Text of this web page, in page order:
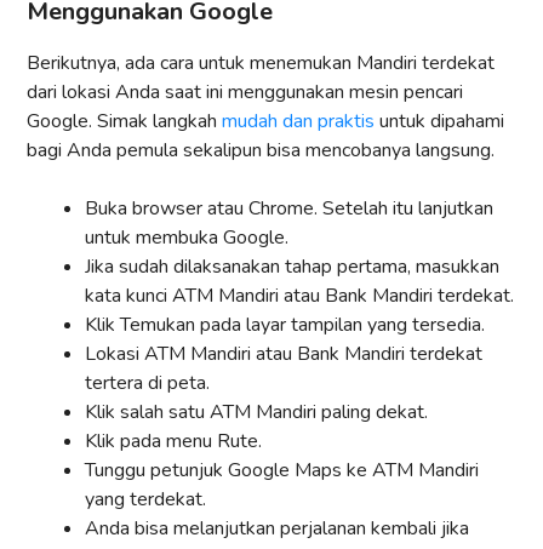
Menggunakan Google
Berikutnya, ada cara untuk menemukan Mandiri terdekat
dari lokasi Anda saat ini menggunakan mesin pencari
Google. Simak langkah mudah dan praktis untuk dipahami
bagi Anda pemula sekalipun bisa mencobanya langsung.
Buka browser atau Chrome. Setelah itu lanjutkan
untuk membuka Google.
Jika sudah dilaksanakan tahap pertama, masukkan
kata kunci ATM Mandiri atau Bank Mandiri terdekat.
Klik Temukan pada layar tampilan yang tersedia.
Lokasi ATM Mandiri atau Bank Mandiri terdekat
tertera di peta.
Klik salah satu ATM Mandiri paling dekat.
Klik pada menu Rute.
Tunggu petunjuk Google Maps ke ATM Mandiri
yang terdekat.
Anda bisa melanjutkan perjalanan kembali jika